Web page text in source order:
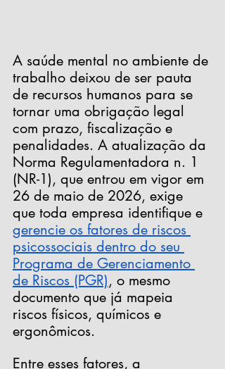
A saúde mental no ambiente de
trabalho deixou de ser pauta
de recursos humanos para se
tornar uma obrigação legal
com prazo, fiscalização e
penalidades. A atualização da
Norma Regulamentadora n. 1
(NR-1), que entrou em vigor em
26 de maio de 2026, exige
que toda empresa identifique e
gerencie os fatores de riscos
psicossociais dentro do seu
Programa de Gerenciamento
de Riscos (PGR), o mesmo
documento que já mapeia
riscos físicos, químicos e
ergonômicos.
Entre esses fatores, a